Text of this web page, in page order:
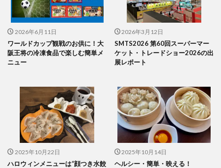
2026年6月11日
ワールドカップ観戦のお供に！大
阪王将の冷凍食品で楽しむ簡単メ
ニュー
2026年3月12日
SMTS2026 第60回スーパーマー
ケット・トレードショー2026の出
展レポート
2025年10月22日
ハロウィンメニューは“顔つき水餃
2025年10月14日
ヘルシー・簡単・映える！